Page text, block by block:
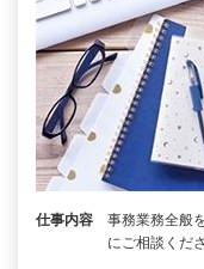
仕事内容
事務業務全般
にご相談くだ